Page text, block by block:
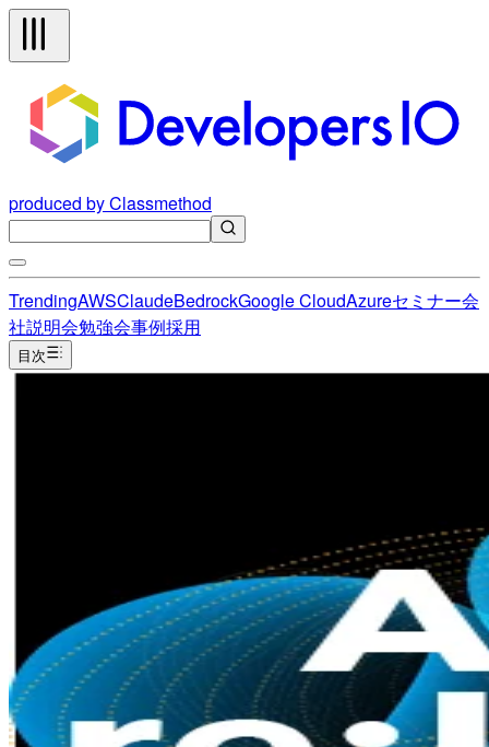
produced by Classmethod
TrendingAWSClaudeBedrockGoogle CloudAzureセミナー会
社説明会勉強会事例採用
目次